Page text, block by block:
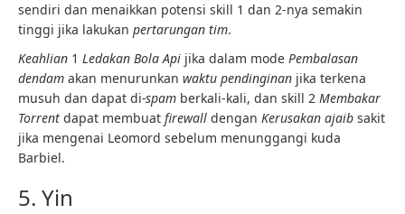
sendiri dan menaikkan potensi skill 1 dan 2-nya semakin
tinggi jika lakukan pertarungan tim.
Keahlian 1 Ledakan Bola Api jika dalam mode Pembalasan
dendam akan menurunkan waktu pendinginan jika terkena
musuh dan dapat di-spam berkali-kali, dan skill 2 Membakar
Torrent dapat membuat firewall dengan Kerusakan ajaib sakit
jika mengenai Leomord sebelum menunggangi kuda
Barbiel.
5. Yin